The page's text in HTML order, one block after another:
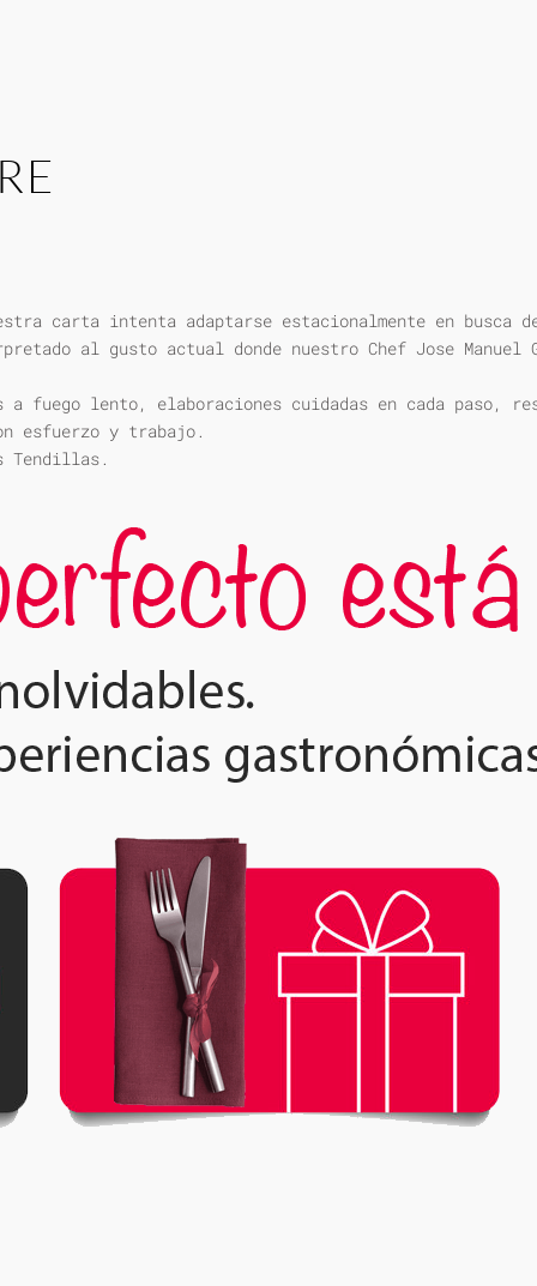
carta intenta adaptarse estacionalmente en busca
al gusto actual donde nuestro Chef Jose
a fuego lento, elaboraciones cuidadas en cada paso,
esfuerzo y trabajo.
Tendillas.